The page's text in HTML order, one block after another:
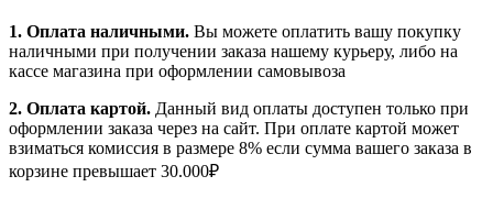
1. Оплата наличными. Вы можете оплатить вашу покупку
наличными при получении заказа нашему курьеру, либо на
кассе магазина при оформлении самовывоза
2. Оплата картой. Данный вид оплаты доступен только при
оформлении заказа через на сайт. При оплате картой может
взиматься комиссия в размере 8% если сумма вашего заказа в
корзине превышает 30.000₽